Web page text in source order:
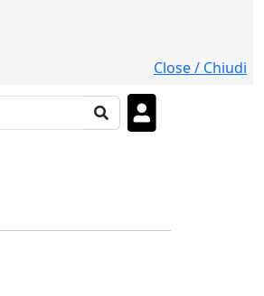
Close / Chiudi